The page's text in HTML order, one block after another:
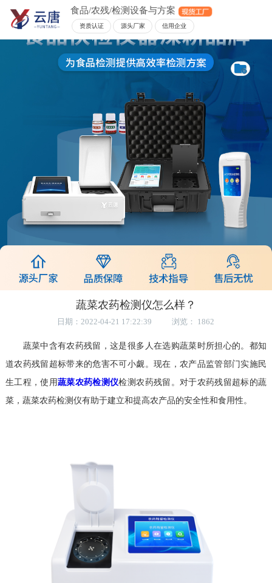
食品/农残/检测设备与方案
资质认证 源头厂家 信用企业
蔬菜农药检测仪怎么样？
日期：2022-04-21 17:22:39 浏览： 1862
蔬菜中含有农药残留，这是很多人在选购蔬菜时所担心的。都知
道农药残留超标带来的危害不可小觑。现在，农产品监管部门实施民
生工程，使用蔬菜农药检测仪检测农药残留。对于农药残留超标的蔬
菜，蔬菜农药检测仪有助于建立和提高农产品的安全性和食用性。